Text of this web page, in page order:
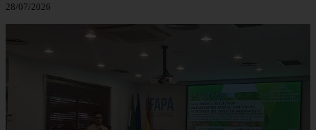
28/07/2026